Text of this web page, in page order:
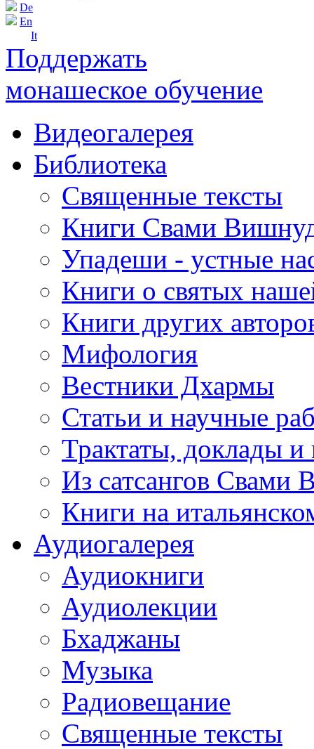
De
En
It
Поддержать
монашеское обучение
Видеогалерея
Библиотека
Священные тексты
Книги Свами
Упадеши - устные
Книги о святых
Книги других
Мифология
Вестники Дхармы
Статьи и научные
Трактаты, доклады
Из сатсангов Свами
Книги на
Аудиогалерея
Аудиокниги
Аудиолекции
Бхаджаны
Музыка
Радиовещание
Священные тексты